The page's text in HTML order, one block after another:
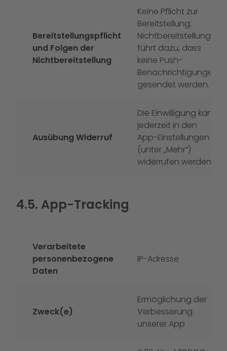
Bereitstellungspflicht
und Folgen der
Nichtbereitstellung
Keine Pflicht zur
Bereitstellung;
Nichtbereitstellung
führt dazu, dass
keine Push-
Benachrichtigungen
gesendet werden.
Ausübung Widerruf
Die Einwilligung kann
jederzeit in den
App-Einstellungen
(unter „Mehr“)
widerrufen werden.
4.5. App-Tracking
Verarbeitete
personenbezogene
Daten
IP-Adresse
Zweck(e)
Ermöglichung der
Verbesserung
unserer App